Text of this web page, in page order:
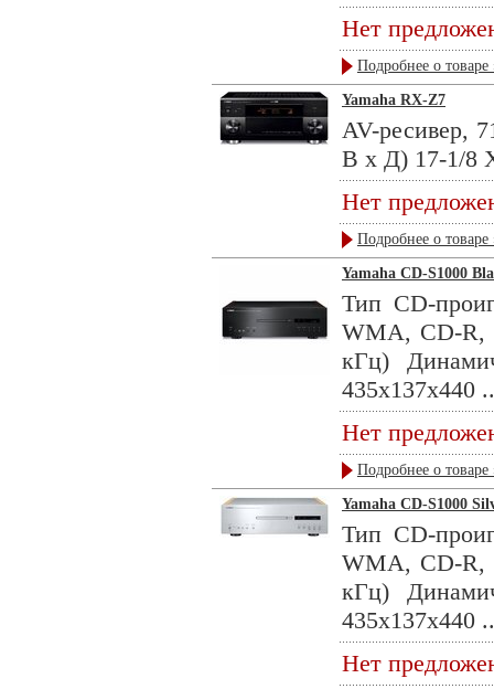
Нет
Подробнее о товаре
Yamaha RX-Z7
AV-ресивер,
В х Д) 17-1/8
Нет
Подробнее о товаре
Yamaha CD-S1000
Тип CD-
WMA, CD-R,
кГц)
435x137x440
Нет
Подробнее о товаре
Yamaha CD-S1000
Тип CD-
WMA, CD-R,
кГц)
435x137x440
Нет